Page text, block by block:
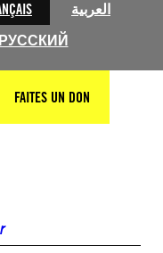
العربية
РУССКИЙ
FAITES UN DON